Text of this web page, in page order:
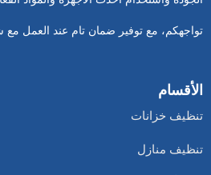
تواجهكم، مع توفير ضمان تام عند العمل مع
الأقسام
تنظيف خزانات
تنظيف منازل